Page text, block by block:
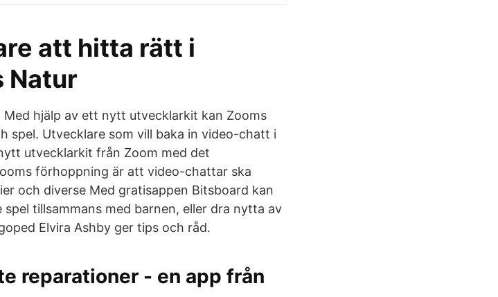
att hitta rätt i
Natur
hjälp av ett nytt utvecklarkit kan Zooms
spel. Utvecklare som vill baka in video-chatt i
utvecklarkit från Zoom med det
förhoppning är att video-chattar ska
och diverse Med gratisappen Bitsboard kan
tillsammans med barnen, eller dra nytta av
Elvira Ashby ger tips och råd.
reparationer - en app från